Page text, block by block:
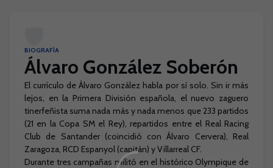
BIOGRAFÍA
Álvaro González Soberón
El currículo de Álvaro González habla por sí solo. Sin ir más
lejos, en la Primera División española, el nuevo zaguero
tinerfeñista suma nada más y nada menos que 233 partidos
(21 en la Copa SM el Rey), repartidos entre el Real Racing
Club de Santander (coincidió con Álvaro Cervera), Real
Zaragoza, RCD Espanyol (capitán) y Villarreal CF.
Durante tres campañas militó en el histórico Olympique de